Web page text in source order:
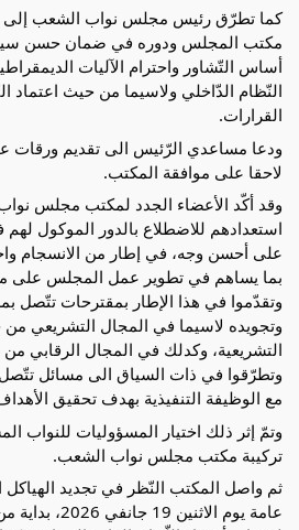
كما تطرّق رئيس مجلس نواب الشعب إلى
مكتب المجلس ودوره في ضمان حسن سير
أساس التّشاور واحترام الآليات
النّظام الدّاخلي ولاسيما من حيث اعتماد
القرارات.
ودعا مساعدي الرّئيس الى تقديم
لاحقا على موافقة المكتب.
وقد أكّد الأعضاء الجدد لمكتب مجلس
استعدادهم للاضطلاع بالدور الموكول لهم
على أحسن وجه، في إطار من الانسجام
بما يساهم في تطوير عمل المجلس على
وتقدّموا في هذا الإطار بمقترحات تتّصل
وتجويده لاسيما في المجال التشريعي
التشريعية، وكدلك في المجال الرقابي من
وتطرّقوا في ذات السياق الى مسائل تتّصل
مع الوظيفة التنفيذية بهدف تحقيق
وتمّ إثر ذلك اختيار المسؤوليات للنواب
تركيبة مكتب مجلس نواب الشعب.
ثم واصل المكتب النّظر في تجديد الهياكل
عامة يوم